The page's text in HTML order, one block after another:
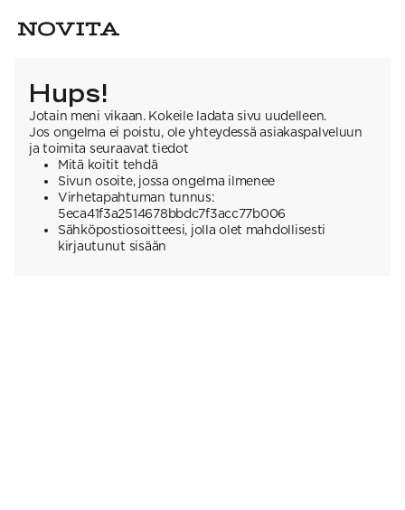
Hups!
Jotain meni vikaan. Kokeile ladata sivu uudelleen.
Jos ongelma ei poistu, ole yhteydessä asiakaspalveluun
ja toimita seuraavat tiedot
Mitä koitit tehdä
Sivun osoite, jossa ongelma ilmenee
Virhetapahtuman tunnus:
5eca41f3a2514678bbdc7f3acc77b006
Sähköpostiosoitteesi, jolla olet mahdollisesti
kirjautunut sisään